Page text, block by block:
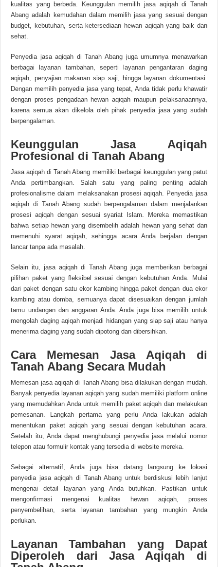
kualitas yang berbeda. Keunggulan memilih jasa aqiqah di Tanah
Abang adalah kemudahan dalam memilih jasa yang sesuai dengan
budget, kebutuhan, serta ketersediaan hewan aqiqah yang baik dan
sehat.
Penyedia jasa aqiqah di Tanah Abang juga umumnya menawarkan
berbagai layanan tambahan, seperti layanan pengantaran daging
aqiqah, penyajian makanan siap saji, hingga layanan dokumentasi.
Dengan memilih penyedia jasa yang tepat, Anda tidak perlu khawatir
dengan proses pengadaan hewan aqiqah maupun pelaksanaannya,
karena semua akan dikelola oleh pihak penyedia jasa yang sudah
berpengalaman.
Keunggulan Jasa Aqiqah
Profesional di Tanah Abang
Jasa aqiqah di Tanah Abang memiliki berbagai keunggulan yang patut
Anda pertimbangkan. Salah satu yang paling penting adalah
profesionalisme dalam melaksanakan prosesi aqiqah. Penyedia jasa
aqiqah di Tanah Abang sudah berpengalaman dalam menjalankan
prosesi aqiqah dengan sesuai syariat Islam. Mereka memastikan
bahwa setiap hewan yang disembelih adalah hewan yang sehat dan
memenuhi syarat aqiqah, sehingga acara Anda berjalan dengan
lancar tanpa ada masalah.
Selain itu, jasa aqiqah di Tanah Abang juga memberikan berbagai
pilihan paket yang fleksibel sesuai dengan kebutuhan Anda. Mulai
dari paket dengan satu ekor kambing hingga paket dengan dua ekor
kambing atau domba, semuanya dapat disesuaikan dengan jumlah
tamu undangan dan anggaran Anda. Anda juga bisa memilih untuk
mengolah daging aqiqah menjadi hidangan yang siap saji atau hanya
menerima daging yang sudah dipotong dan dibersihkan.
Cara Memesan Jasa Aqiqah di
Tanah Abang Secara Mudah
Memesan jasa aqiqah di Tanah Abang bisa dilakukan dengan mudah.
Banyak penyedia layanan aqiqah yang sudah memiliki platform online
yang memudahkan Anda untuk memilih paket aqiqah dan melakukan
pemesanan. Langkah pertama yang perlu Anda lakukan adalah
menentukan paket aqiqah yang sesuai dengan kebutuhan acara.
Setelah itu, Anda dapat menghubungi penyedia jasa melalui nomor
telepon atau formulir kontak yang tersedia di website mereka.
Sebagai alternatif, Anda juga bisa datang langsung ke lokasi
penyedia jasa aqiqah di Tanah Abang untuk berdiskusi lebih lanjut
mengenai detail layanan yang Anda butuhkan. Pastikan untuk
mengonfirmasi mengenai kualitas hewan aqiqah, proses
penyembelihan, serta layanan tambahan yang mungkin Anda
perlukan.
Layanan Tambahan yang Dapat
Diperoleh dari Jasa Aqiqah di